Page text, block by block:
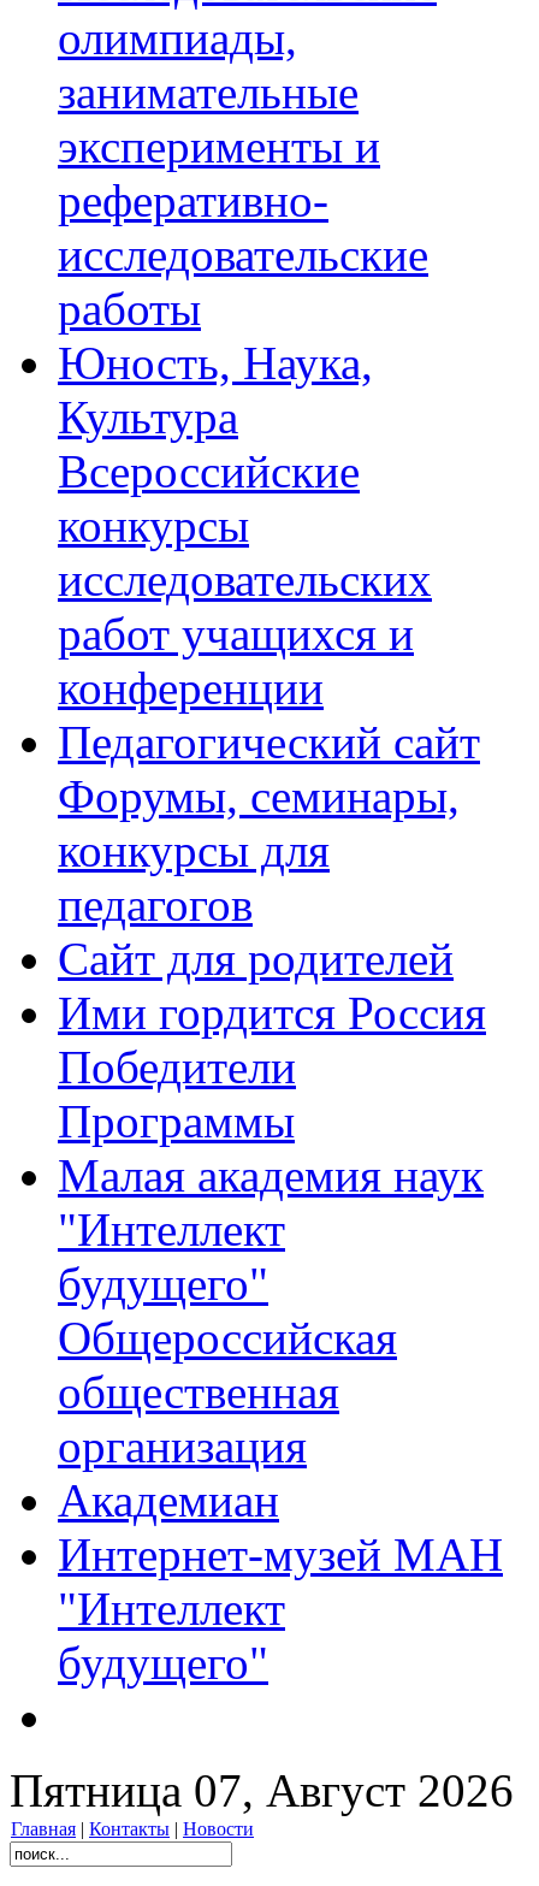
олимпиады,
занимательные
эксперименты и
реферативно-
исследовательские
работы
Юность, Наука,
Культура
Всероссийские
конкурсы
исследовательских
работ учащихся и
конференции
Педагогический сайт
Форумы, семинары,
конкурсы для
педагогов
Сайт для родителей
Ими гордится Россия
Победители
Программы
Малая академия наук
"Интеллект
будущего"
Общероссийская
общественная
организация
Академиан
Интернет-музей МАН
"Интеллект
будущего"
Пятница 07, Август 2026
Главная | Контакты | Новости